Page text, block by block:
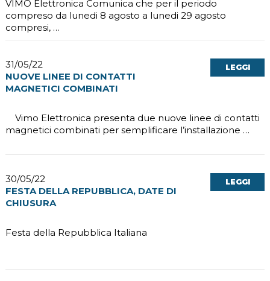
VIMO Elettronica Comunica che per il periodo
compreso da lunedi 8 agosto a lunedi 29 agosto
compresi, …
31/05/22
NUOVE LINEE DI CONTATTI
MAGNETICI COMBINATI
Vimo Elettronica presenta due nuove linee di contatti
magnetici combinati per semplificare l’installazione …
LEGGI
30/05/22
FESTA DELLA REPUBBLICA, DATE DI
CHIUSURA
Festa della Repubblica Italiana
LEGGI